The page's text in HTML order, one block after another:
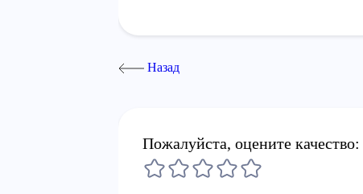
Назад
Пожалуйста, оцените качество: